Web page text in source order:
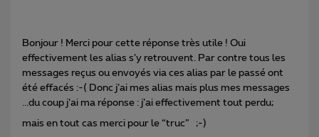
Bonjour ! Merci pour cette réponse très utile ! Oui
effectivement les alias s’y retrouvent. Par contre tous les
messages reçus ou envoyés via ces alias par le passé ont
été effacés :-( Donc j’ai mes alias mais plus mes messages
...du coup j’ai ma réponse : j’ai effectivement tout perdu;
mais en tout cas merci pour le “truc” ;-)